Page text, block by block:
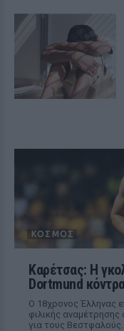
ΚΌΣΜΟΣ
Καρέτσας: Η
Dortmund
Ο 18χρονος Έλληνας
φιλικής
για τους Βεστφαλούς.